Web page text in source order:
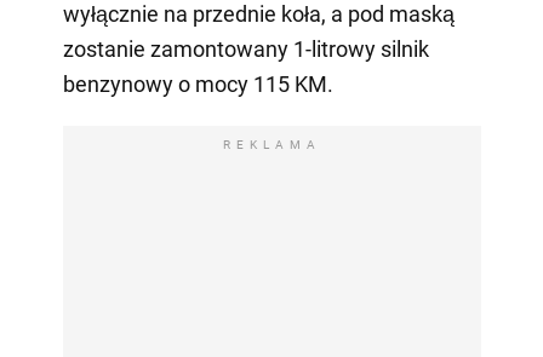
wyłącznie na przednie koła, a pod maską
zostanie zamontowany 1-litrowy silnik
benzynowy o mocy 115 KM.
REKLAMA